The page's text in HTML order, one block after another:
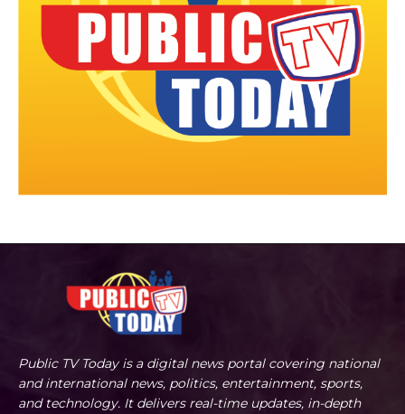
Public TV Today is a digital news portal covering national
and international news, politics, entertainment, sports,
and technology. It delivers real-time updates, in-depth